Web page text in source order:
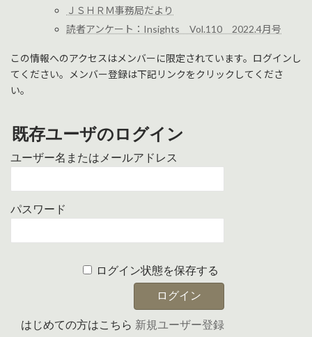
ＪＳＨＲＭ事務局だより
読者アンケート：Insights Vol.110 2022.4月号
この情報へのアクセスはメンバーに限定されています。ログインし
てください。メンバー登録は下記リンクをクリックしてくださ
い。
既存ユーザのログイン
ユーザー名またはメールアドレス
パスワード
ログイン状態を保存する
はじめての方はこちら 新規ユーザー登録